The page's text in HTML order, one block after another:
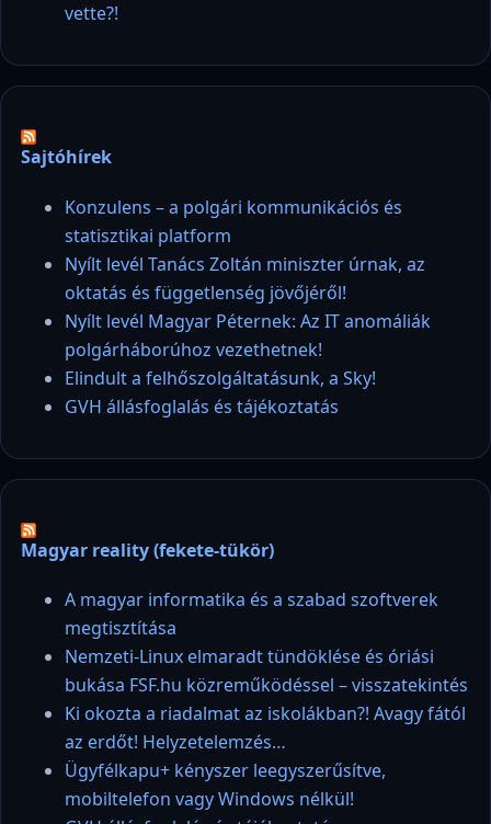
vette?!
Sajtóhírek
Konzulens – a polgári kommunikációs és
statisztikai platform
Nyílt levél Tanács Zoltán miniszter úrnak, az
oktatás és függetlenség jövőjéről!
Nyílt levél Magyar Péternek: Az IT anomáliák
polgárháborúhoz vezethetnek!
Elindult a felhőszolgáltatásunk, a Sky!
GVH állásfoglalás és tájékoztatás
Magyar reality (fekete-tükör)
A magyar informatika és a szabad szoftverek
megtisztítása
Nemzeti-Linux elmaradt tündöklése és óriási
bukása FSF.hu közreműködéssel – visszatekintés
Ki okozta a riadalmat az iskolákban?! Avagy fától
az erdőt! Helyzetelemzés…
Ügyfélkapu+ kényszer leegyszerűsítve,
mobiltelefon vagy Windows nélkül!